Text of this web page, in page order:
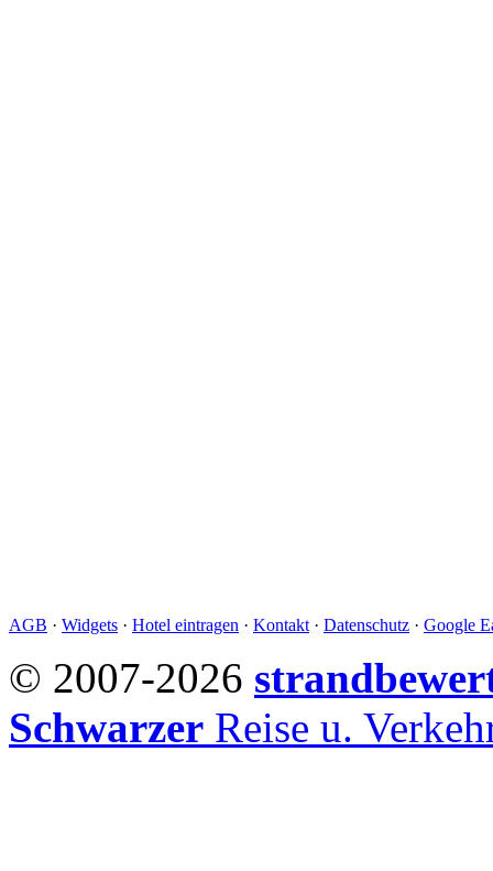
AGB · Widgets · Hotel eintragen · Kontakt · Datenschutz · Google
© 2007-2026
Schwarzer Reise u.